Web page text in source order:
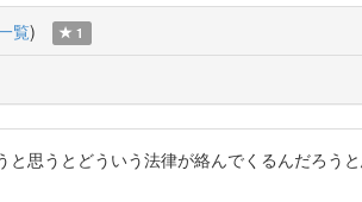
覧) 1
思うとどういう法律が絡んでくるんだろう